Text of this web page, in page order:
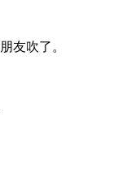
友吹了。